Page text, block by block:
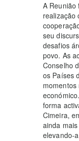
A Reunião
realização
seu
desafios
povo. As
Conselho
os Países
forma
Cimeira,
ainda
elevando-